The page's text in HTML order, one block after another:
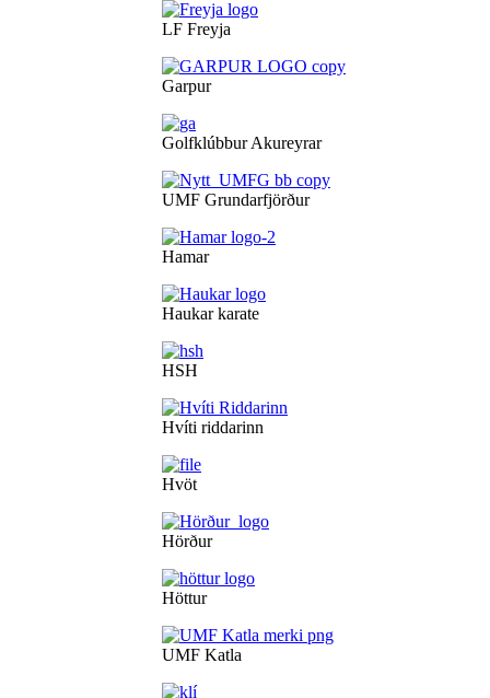
LF Freyja
Garpur
Golfklúbbur Akureyrar
UMF Grundarfjörður
Hamar
Haukar karate
HSH
Hvíti riddarinn
Hvöt
Hörður
Höttur
UMF Katla